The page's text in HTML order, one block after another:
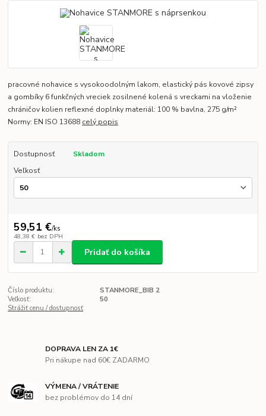
pracovné nohavice s vysokoodolným lakom, elastický pás kovové zipsy
a gombíky 6 funkčných vreciek zosilnené kolená s vreckami na vloženie
chráničov kolien reflexné doplnky materiál: 100 % bavlna, 275 g/m²
Normy: EN ISO 13688 celý popis
Dostupnosť
Skladom
Veľkosť
59,51 €/ks
48,38 € bez DPH
Pridať do košíka
Číslo produktu:
STANMORE_BIB 2
Veľkosť:
50
Strážiť cenu / dostupnosť
DOPRAVA LEN ZA 1€
Pri nákupe nad 60€ ZADARMO
VÝMENA / VRÁTENIE
bez problémov do 14 dní